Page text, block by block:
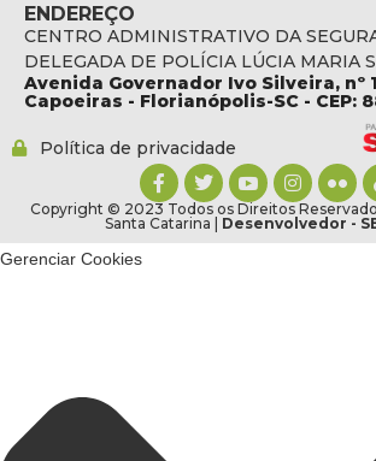
ENDEREÇO
CENTRO ADMINISTRATIVO DA
DELEGADA DE POLÍCIA LÚCIA MARIA
Avenida Governador Ivo Silveira, nº
Capoeiras - Florianópolis-SC - CEP:
Política de privacidade
Copyright © 2023 Todos os Direitos
Santa Catarina | Desenvolvedor -
Gerenciar Cookies